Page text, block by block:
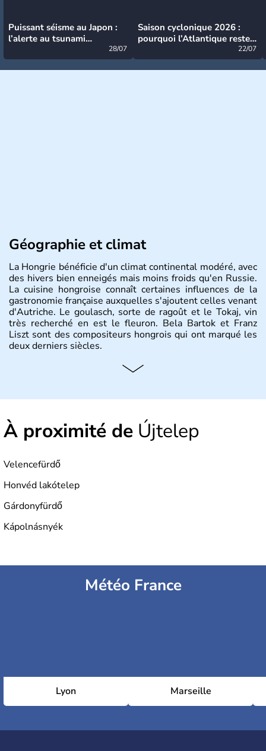
Puissant séisme au Japon :
l’alerte au tsunami
28/07
Saison cyclonique 2026 :
pourquoi l’Atlantique reste
22/07
Géographie et climat
La Hongrie bénéficie d'un climat continental modéré, avec
des hivers bien enneigés mais moins froids qu'en Russie.
La cuisine hongroise connaît certaines influences de la
gastronomie française auxquelles s'ajoutent celles venant
d'Autriche. Le goulasch, sorte de ragoût et le Tokaj, vin
très recherché en est le fleuron. Bela Bartok et Franz
Liszt sont des compositeurs hongrois qui ont marqué les
deux derniers siècles.
Histoire et administration
depuis 2004, la Hongrie est aussi appelée « pays magyar
pays dont la langue est bien-sûr le hongrois et la
monnaie le forint. Sa capitale s'appelle Budapest.
développée en Hongrie.
À proximité de Újtelep
Velencefürdő
Honvéd lakótelep
Gárdonyfürdő
Kápolnásnyék
Météo France
Lyon Marseille